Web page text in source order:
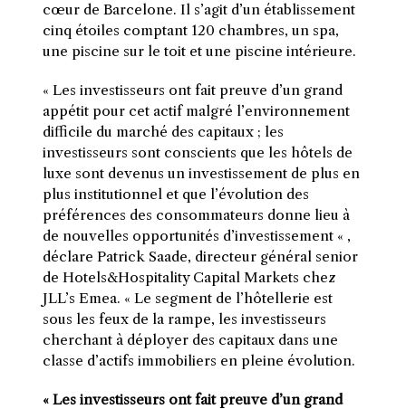
cœur de Barcelone. Il s’agit d’un établissement
cinq étoiles comptant 120 chambres, un spa,
une piscine sur le toit et une piscine intérieure.
« Les investisseurs ont fait preuve d’un grand
appétit pour cet actif malgré l’environnement
difficile du marché des capitaux ; les
investisseurs sont conscients que les hôtels de
luxe sont devenus un investissement de plus en
plus institutionnel et que l’évolution des
préférences des consommateurs donne lieu à
de nouvelles opportunités d’investissement « ,
déclare Patrick Saade, directeur général senior
de Hotels&Hospitality Capital Markets chez
JLL’s Emea. « Le segment de l’hôtellerie est
sous les feux de la rampe, les investisseurs
cherchant à déployer des capitaux dans une
classe d’actifs immobiliers en pleine évolution.
« Les investisseurs ont fait preuve d’un grand